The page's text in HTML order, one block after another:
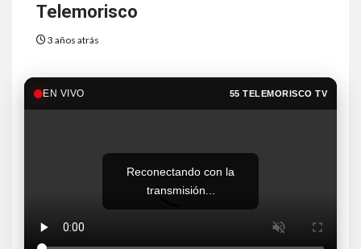
Telemorisco
3 años atrás
EN VIVO 55 TELEMORISCO TV
Reconectando con la
transmisión...